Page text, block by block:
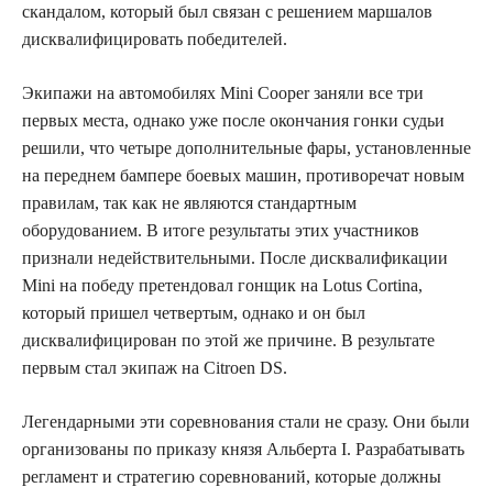
скандалом, который был связан с решением маршалов
дисквалифицировать победителей.
Экипажи на автомобилях Mini Cooper заняли все три
первых места, однако уже после окончания гонки судьи
решили, что четыре дополнительные фары, установленные
на переднем бампере боевых машин, противоречат новым
правилам, так как не являются стандартным
оборудованием. В итоге результаты этих участников
признали недействительными. После дисквалификации
Mini на победу претендовал гонщик на Lotus Cortina,
который пришел четвертым, однако и он был
дисквалифицирован по этой же причине. В результате
первым стал экипаж на Citroen DS.
Легендарными эти соревнования стали не сразу. Они были
организованы по приказу князя Альберта I. Разрабатывать
регламент и стратегию соревнований, которые должны